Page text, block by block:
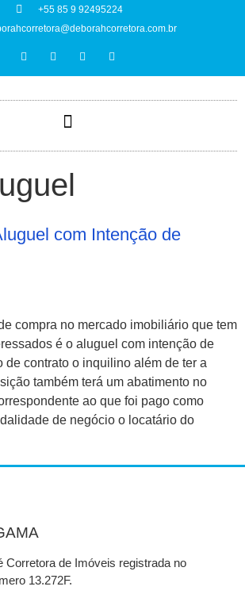
+55 85 9 92495224
com Intenção de
compra no mercado imobiliário que tem
é o aluguel com intenção de
de contrato o inquilino além de ter a
também terá um abatimento no
ao que foi pago como
de negócio o locatário do
Corretora de Imóveis registrada no
13.272F.